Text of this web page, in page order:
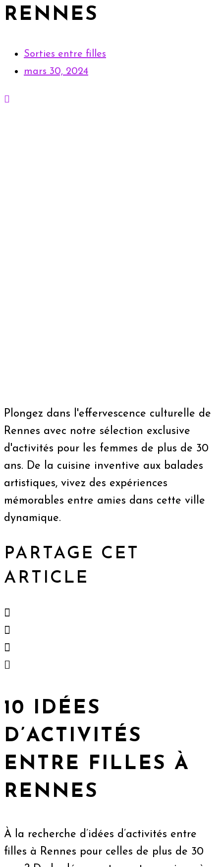
RENNES
Sorties entre filles
mars 30, 2024
Plongez dans l'effervescence culturelle de
Rennes avec notre sélection exclusive
d'activités pour les femmes de plus de 30
ans. De la cuisine inventive aux balades
artistiques, vivez des expériences
mémorables entre amies dans cette ville
dynamique.
PARTAGE CET
ARTICLE
10 IDÉES
D’ACTIVITÉS
ENTRE FILLES À
RENNES
À la recherche d’idées d’activités entre
filles à Rennes pour celles de plus de 30